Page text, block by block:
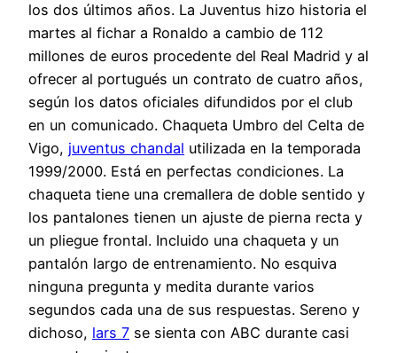
los dos últimos años. La Juventus hizo historia el
martes al fichar a Ronaldo a cambio de 112
millones de euros procedente del Real Madrid y al
ofrecer al portugués un contrato de cuatro años,
según los datos oficiales difundidos por el club
en un comunicado. Chaqueta Umbro del Celta de
Vigo, juventus chandal utilizada en la temporada
1999/2000. Está en perfectas condiciones. La
chaqueta tiene una cremallera de doble sentido y
los pantalones tienen un ajuste de pierna recta y
un pliegue frontal. Incluido una chaqueta y un
pantalón largo de entrenamiento. No esquiva
ninguna pregunta y medita durante varios
segundos cada una de sus respuestas. Sereno y
dichoso, lars 7 se sienta con ABC durante casi